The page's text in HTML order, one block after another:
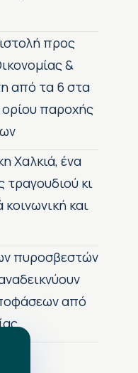
προς
&
από τα 6 στα
παροχής
Χαλκιά, ένα
τραγουδιού κι
και
πυροσβεστών
από